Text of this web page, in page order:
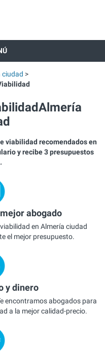
ciudad
viabilidad recomendados en
y recibe 3 presupuestos
abogado
en Almería ciudad
el mejor presupuesto.
y dinero
encontramos abogados para
a la mejor calidad-precio.